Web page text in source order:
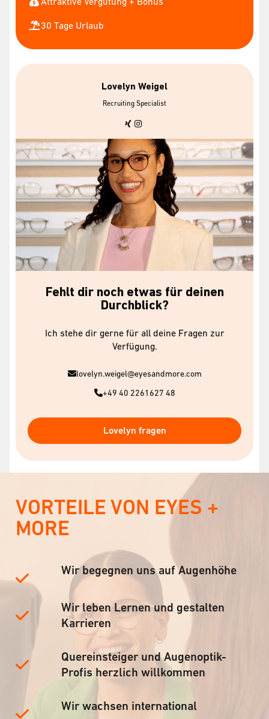
30 Tage Urlaub
Lovelyn Weigel
Recruiting Specialist
Fehlt dir noch etwas für deinen
Durchblick?
Ich stehe dir gerne für all deine Fragen zur
Verfügung.
lovelyn.weigel@eyesandmore.com
+49 40 2261627 48
Lovelyn fragen
VORTEILE VON EYES +
MORE
Wir begegnen uns auf Augenhöhe
Wir leben Lernen und gestalten
Karrieren
Quereinsteiger und Augenoptik-
Profis herzlich willkommen
Wir wachsen international